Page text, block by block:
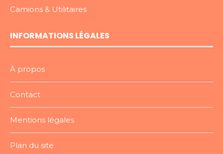
Camions & Utilitaires
INFORMATIONS LÉGALES
À propos
Contact
Mentions légales
Plan du site